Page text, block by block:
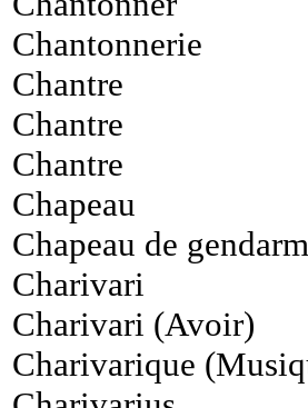
Chantonnerie
Chantre
Chantre
Chantre
Chapeau
Chapeau de
Charivari
Charivari (Avoir)
Charivarique